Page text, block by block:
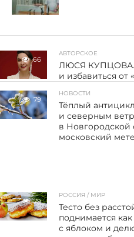
66
АВТОРСКОЕ
ЛЮСЯ КУПЦОВА.
и избавиться от
79
НОВОСТИ
Тёплый
и северным
в
московский
79
РОССИЯ / МИР
Тесто без
поднимается
с яблоком и